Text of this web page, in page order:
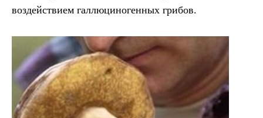
воздействием галлюциногенных грибов.